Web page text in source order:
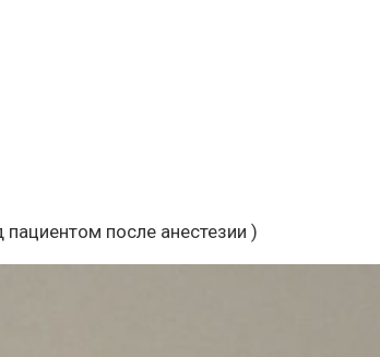
после анестезии )